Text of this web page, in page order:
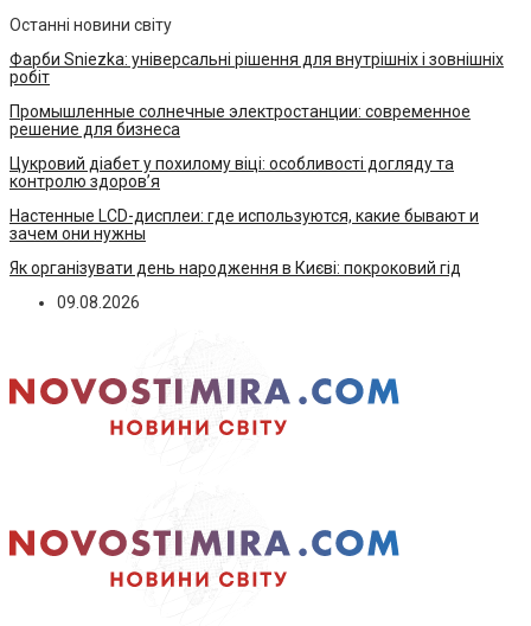
Останні новини світу
Фарби Sniezka: універсальні рішення для внутрішніх і зовнішніх
робіт
Промышленные солнечные электростанции: современное
решение для бизнеса
Цукровий діабет у похилому віці: особливості догляду та
контролю здоров’я
Настенные LCD-дисплеи: где используются, какие бывают и
зачем они нужны
Як організувати день народження в Києві: покроковий гід
09.08.2026